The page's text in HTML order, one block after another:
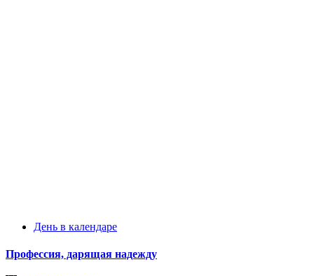
День в календаре
Профессия, дарящая надежду